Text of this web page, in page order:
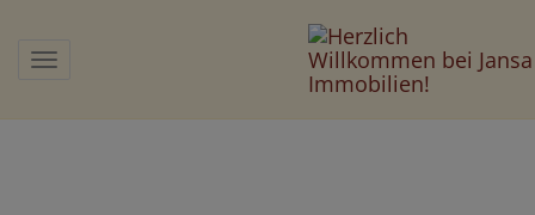
Navigation anzeigen